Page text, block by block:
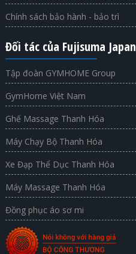
Chính sách bảo hành - bảo trì
Đối tác của Fujisuma Japan
Tập đoàn GYMHOME Group
GymHome Việt Nam
Ghế Massage Thanh Hóa
Máy Chạy Bộ Thanh Hóa
Xe Đạp Thể Dục Thanh Hóa
Máy Massage Thanh Hóa
Đồng phục áo sơ mi